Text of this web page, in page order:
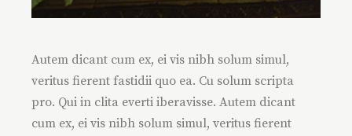
Autem dicant cum ex, ei vis nibh solum simul,
veritus fierent fastidii quo ea. Cu solum scripta
pro. Qui in clita everti iberavisse. Autem dicant
cum ex, ei vis nibh solum simul, veritus fierent